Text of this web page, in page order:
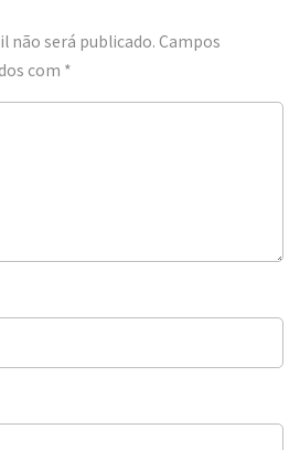
não será publicado. Campos
com *